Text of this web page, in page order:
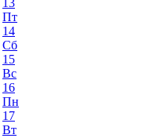
13
Пт
14
Сб
15
Вс
16
Пн
17
Вт